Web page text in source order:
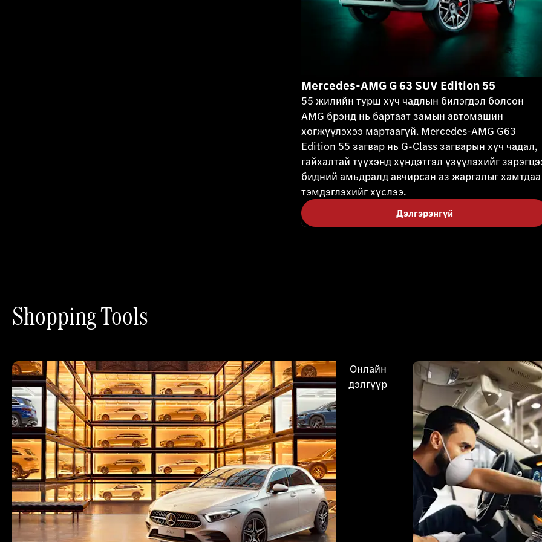
Mercedes-AMG G 63 SUV Edition 55
55 жилийн турш хүч чадлын билэгдэл болсон
AMG брэнд нь бартаат замын автомашин
хөгжүүлэхээ мартаагүй. Mercedes-AMG G63
Edition 55 загвар нь G-Class загварын хүч чадал,
гайхалтай түүхэнд хүндэтгэл үзүүлэхийг
бидний амьдралд авчирсан аз жаргалыг хамтдаа
тэмдэглэхийг хүслээ.
Дэлгэрэнгүй
Shopping Tools
Онлайн
дэлгүүр